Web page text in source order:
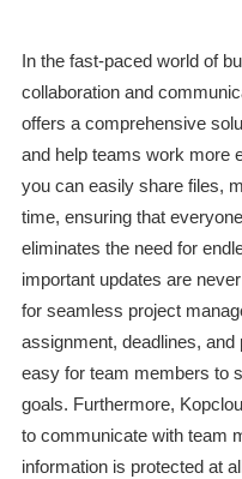
In the fast-paced world of
collaboration and
offers a comprehensive
and help teams work more
you can easily share files,
time, ensuring that
eliminates the need for
important updates are
for seamless project
assignment, deadlines,
easy for team members to
goals. Furthermore,
to communicate with team
information is protected at